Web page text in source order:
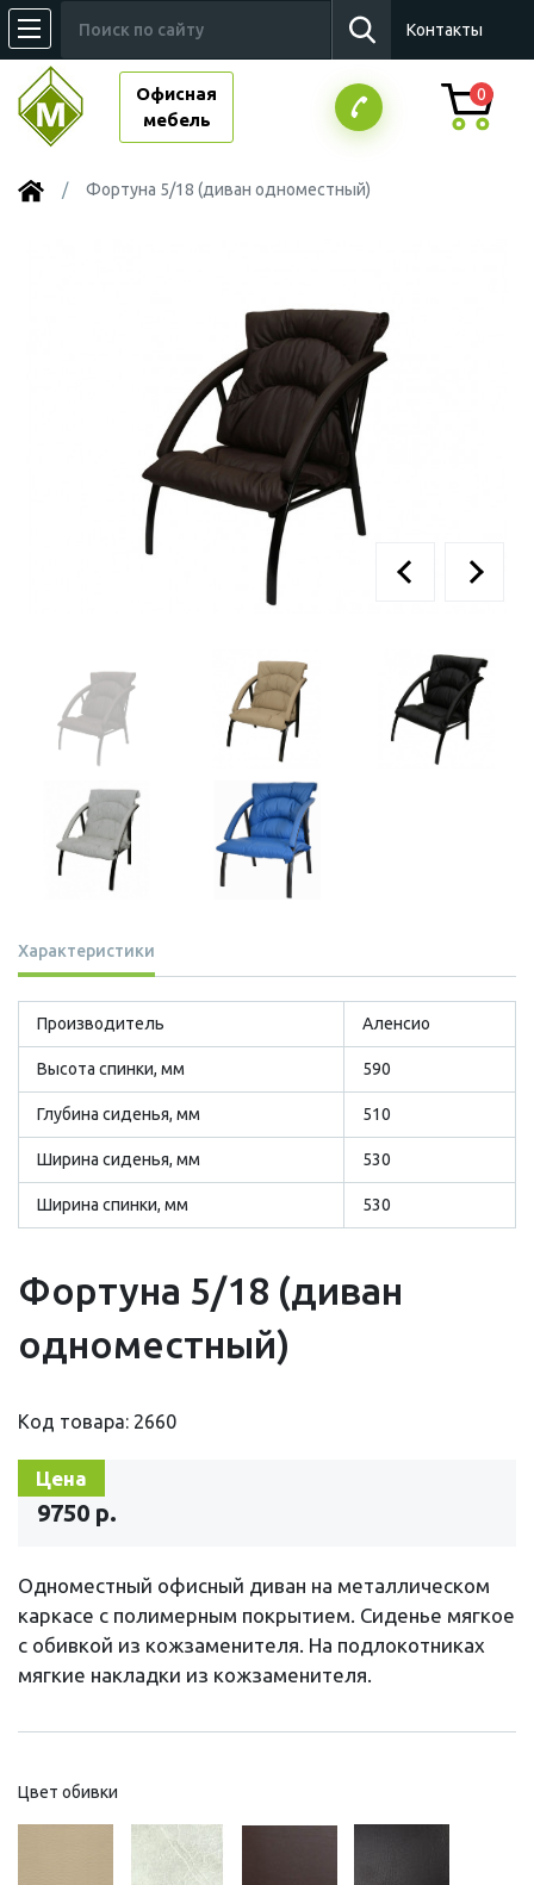
Контакты
Офисная
мебель
0
Фортуна 5/18 (диван одноместный)
Характеристики
Производитель Аленсио
Высота спинки, мм 590
Глубина сиденья, мм 510
Ширина сиденья, мм 530
Ширина спинки, мм 530
Фортуна 5/18 (диван
одноместный)
Код товара: 2660
Цена
9750 р.
Одноместный офисный диван на металлическом
каркасе с полимерным покрытием. Сиденье мягкое
с обивкой из кожзаменителя. На подлокотниках
мягкие накладки из кожзаменителя.
Цвет обивки